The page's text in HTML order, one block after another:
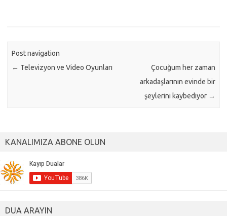
Post navigation
← Televizyon ve Video Oyunları
Çocuğum her zaman
arkadaşlarının evinde bir
şeylerini kaybediyor →
KANALIMIZA ABONE OLUN
DUA ARAYIN